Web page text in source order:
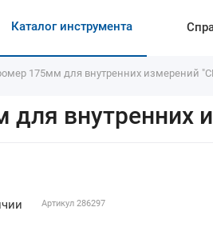
Каталог инструмента
175мм для внутренних измерений
внутренних
Артикул 286297